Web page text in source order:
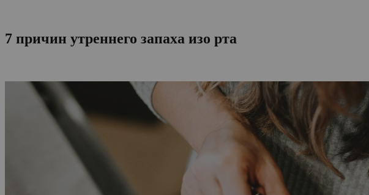
7 причин утреннего запаха изо рта